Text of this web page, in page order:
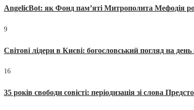
AngelicBot: як Фонд пам’яті Митрополита Мефодія
9
Світові лідери в Києві: богословський погляд на день
16
35 років свободи совісті: періодизація зі слова